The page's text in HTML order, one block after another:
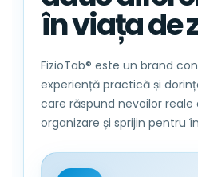
Scoateti toate
Introduceti si fixati
Fixati capacul
USOR DE DEPOZITAT:
pliabil va permite sa
acest taburet atunci
în viața de
FizioTab® este un brand
experiență practică și
care răspund nevoilor
organizare și sprijin pentru